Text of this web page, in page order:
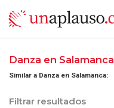
Danza en Salamanca
Similar a Danza en Salamanca:
Filtrar resultados